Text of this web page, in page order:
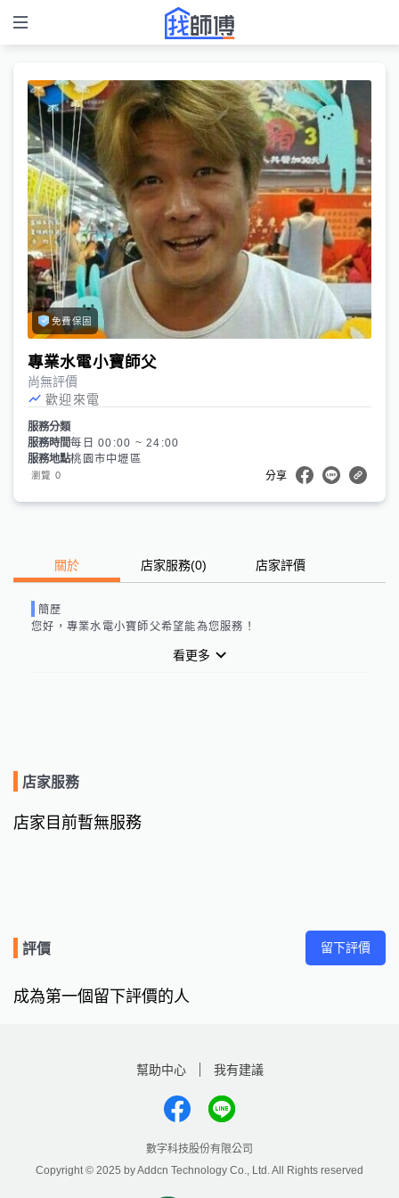
免費保固
專業水電小寶師父
尚無評價
歡迎來電
服務分類
服務時間每日 00:00 ~ 24:00
服務地點桃園市中壢區
瀏覽 0 分享
關於 店家服務(0) 店家評價
簡歷
您好， 專業水電小寶師父希望能為您服務！
看更多
店家服務
店家目前暫無服務
評價 留下評價
成為第一個留下評價的人
幫助中心 我有建議
數字科技股份有限公司
Copyright © 2025 by Addcn Technology Co., Ltd. All Rights reserved